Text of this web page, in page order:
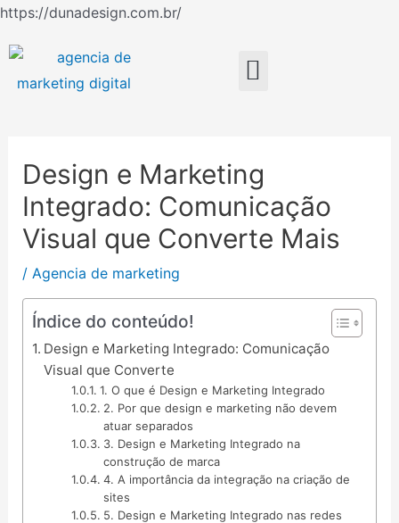
https://dunadesign.com.br/Ir
Menu
Design e Marketing
Integrado: Comunicação
Visual que Converte Mais
/ Agencia de marketing
Índice do conteúdo!
Design e Marketing Integrado: Comunicação
Visual que Converte
1. O que é Design e Marketing Integrado
2. Por que design e marketing não devem
atuar separados
3. Design e Marketing Integrado na
construção de marca
4. A importância da integração na criação de
sites
5. Design e Marketing Integrado nas redes
de
Post